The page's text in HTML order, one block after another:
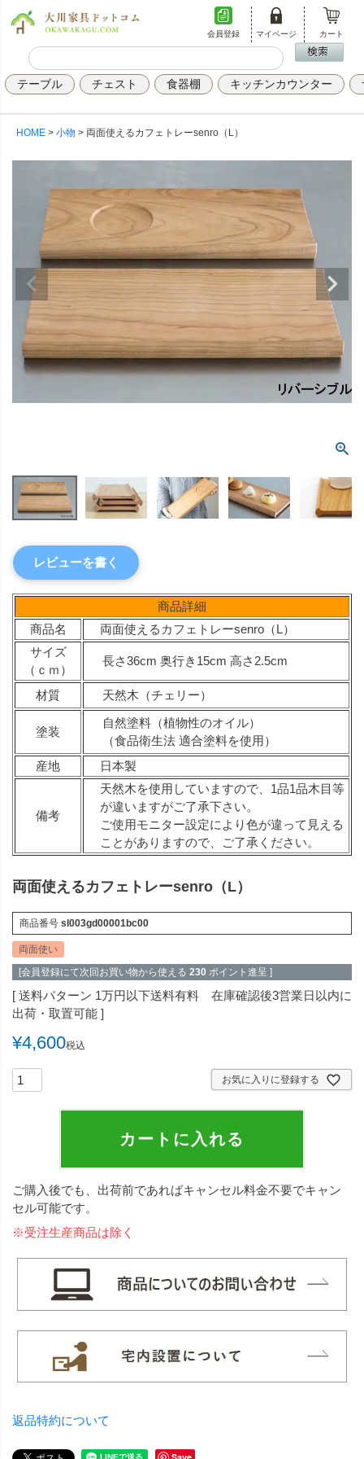
会員登録 マイページ カート
テーブル チェスト 食器棚 キッチンカウンター
HOME 小物 両面使えるカフェトレーsenro（L）
レビューを書く
商品詳細
商品名
両面使えるカフェトレーsenro（L）
サイズ
（ｃｍ）
長さ36cm 奥行き15cm 高さ2.5cm
材質 天然木（チェリー）
塗装
自然塗料（植物性のオイル）
（食品衛生法 適合塗料を使用）
産地
日本製
備考
天然木を使用していますので、1品1品木目等
が違いますがご了承下さい。
ご使用モニター設定により色が違って見える
ことがありますので、ご了承ください。
両面使えるカフェトレーsenro（L）
商品番号 sl003gd00001bc00
両面使い
[会員登録にて次回お買い物から使える 230 ポイント進呈 ]
送料パターン 1万円以下送料有料 在庫確認後3営業日以内に
出荷・取置可能
¥4,600税込
お気に入りに登録する
カートに入れる
ご購入後でも、出荷前であればキャンセル料金不要でキャン
セル可能です。
※受注生産商品は除く
返品特約について